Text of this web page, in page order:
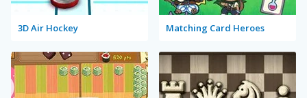
3D Air Hockey Matching Card Heroes